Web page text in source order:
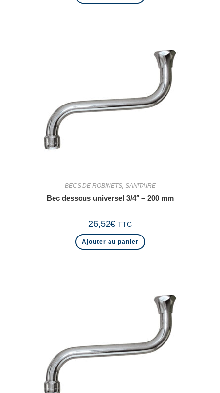
BECS DE ROBINETS, SANITAIRE
Bec dessous universel 3/4″ – 200 mm
26,52€ TTC
Ajouter au panier